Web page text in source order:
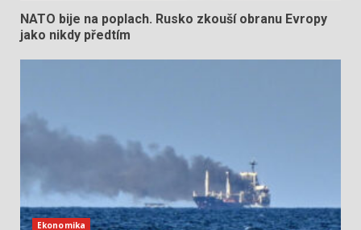
NATO bije na poplach. Rusko zkouší obranu Evropy
jako nikdy předtím
Ekonomika